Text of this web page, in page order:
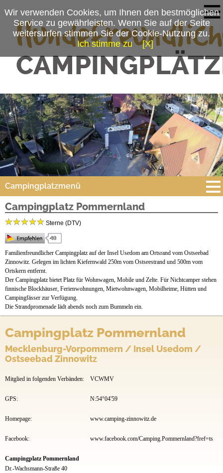
Campingplatzmenü
Platzdaten
Stellplätze
Mietobjekte
Preise & Prospekte
Anfahrt
Videos
Campingplatz Pommernland
Sterne (DTV)
Familienfreundlicher Campingplatz auf der Insel Usedom am Ortsrand vom Ostseebad
Zinnowitz. Gelegen im lichten Kiefernwald 250m vom Ostseestrand und 500m vom
Ortskern entfernt.
Der Campingplatz bietet Platz für Wohnwagen, Mobile und Zelte. Für Nichtcamper stehen
finnische Blockhäuser, Ferienwohnungen, Mietwohnwagen, Mobilheime, Hütten und
Campingfässer zur Verfügung.
Die Strandpromenade lädt abends noch zum Bummeln ein.
Campingplatz Pommernland
Mecklenburg-Vorpommern / Insel Usedom /
Ostseebad Zinnowitz
Mitglied in folgenden Verbänden: VCWMV
GPS: N:54°04'59
Homepage: www.camping-zinnowitz.de
Facebook: www.facebook.com/Camping.Pommernland?fref=ts
Campingplatz Pommernland
Dr.-Wachsmann-Straße 40
Wir verwenden Cookies, um Ihnen den bestmöglichen
Service zu gewährleisten. Wenn Sie auf der Seite
weitersurfen stimmen Sie der Cookie-Nutzung zu.
Ich stimme zu
[X]